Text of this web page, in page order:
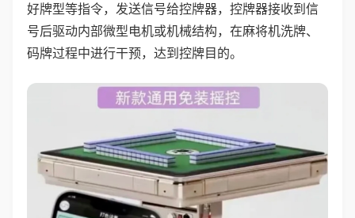
好牌型等指令，发送信号给控牌器，控牌器接收到信
号后驱动内部微型电机或机械结构，在麻将机洗牌、
码牌过程中进行干预，达到控牌目的。